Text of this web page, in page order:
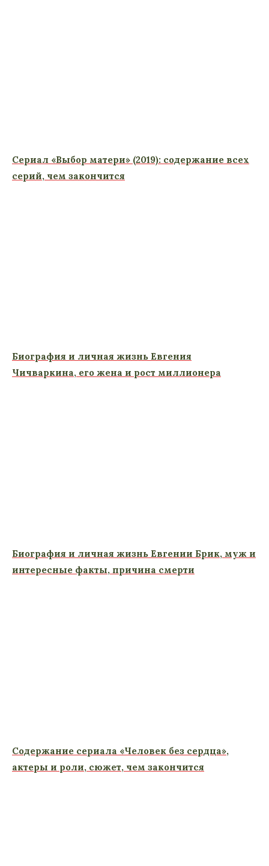
Сериал «Выбор матери» (2019): содержание всех
серий, чем закончится
Биография и личная жизнь Евгения
Чичваркина, его жена и рост миллионера
Биография и личная жизнь Евгении Брик, муж и
интересные факты, причина смерти
Содержание сериала «Человек без сердца»,
актеры и роли, сюжет, чем закончится